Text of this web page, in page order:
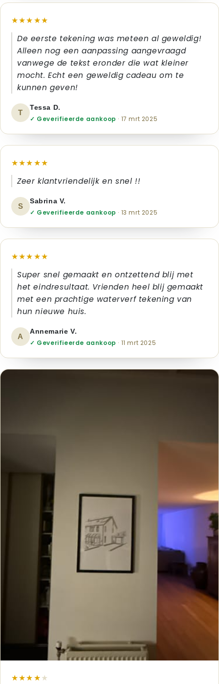
★★★★★
De eerste tekening was meteen al geweldig!
Alleen nog een aanpassing aangevraagd
vanwege de tekst eronder die wat kleiner
mocht. Echt een geweldig cadeau om te
kunnen geven!
T
Tessa D.
✓ Geverifieerde aankoop · 17 mrt 2025
★★★★★
Zeer klantvriendelijk en snel !!
S
Sabrina V.
✓ Geverifieerde aankoop · 13 mrt 2025
★★★★★
Super snel gemaakt en ontzettend blij met
het eindresultaat. Vrienden heel blij gemaakt
met een prachtige waterverf tekening van
hun nieuwe huis.
A
Annemarie V.
✓ Geverifieerde aankoop · 11 mrt 2025
★★★★★